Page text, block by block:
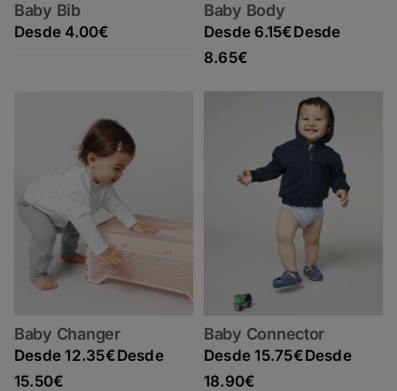
Baby Bib
4.00€
Baby Body
6.15€
8.65€
Baby Changer
12.35€
15.50€
Baby Connector
15.75€
18.90€